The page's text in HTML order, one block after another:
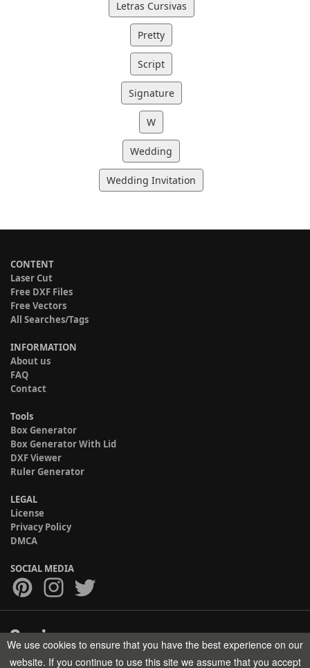
Letras Cursivas
Pretty
Script
Signature
W
Wedding
Wedding Invitation
CONTENT
Laser Cut
Free DXF Files
Free Vectors
All Searches/Tags
INFORMATION
About us
FAQ
Contact
Tools
Box Generator
Box Generator With Lid
DXF Viewer
Ruler Generator
LEGAL
License
Privacy Policy
DMCA
SOCIAL MEDIA
Copyright © 2017-2026 HELMAN TECH All rights reserved.
We use cookies to ensure that you have the best experience on our
website. If you continue to use this site we assume that you accept